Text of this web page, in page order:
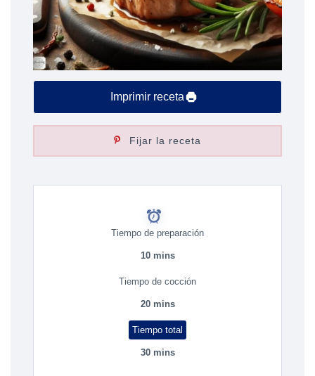
Imprimir receta
Fijar la receta
Tiempo de preparación
10 mins
Tiempo de cocción
20 mins
Tiempo total
30 mins